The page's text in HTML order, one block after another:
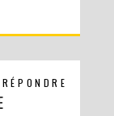
RÉPONDRE